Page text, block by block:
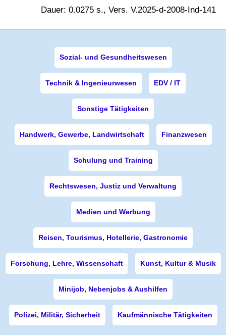
Dauer: 0.0275 s., Vers. V.2025-d-2008-Ind-141
Sozial- und Gesundheitswesen
Technik & Ingenieurwesen EDV / IT
Sonstige Tätigkeiten
Handwerk, Gewerbe, Landwirtschaft Finanzwesen
Schulung und Training
Rechtswesen, Justiz und Verwaltung
Medien und Werbung
Reisen, Tourismus, Hotellerie, Gastronomie
Forschung, Lehre, Wissenschaft Kunst, Kultur & Musik
Minijob, Nebenjobs & Aushilfen
Polizei, Militär, Sicherheit Kaufmännische Tätigkeiten